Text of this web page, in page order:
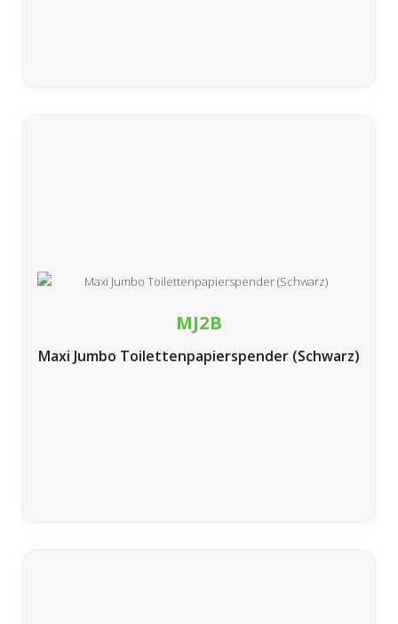
MJ2B
Maxi Jumbo Toilettenpapierspender (Schwarz)